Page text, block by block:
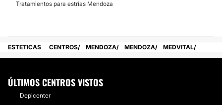
Tratamientos para estrías Mendoza
ESTETICAS CENTROS MENDOZA MENDOZA MEDVITAL
ÚLTIMOS CENTROS VISTOS
Depicenter